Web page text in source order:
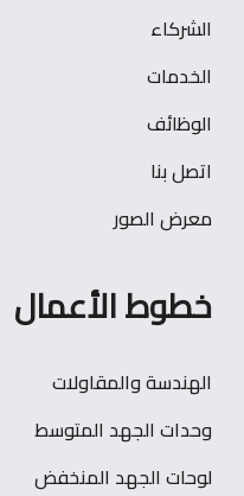
الشركاء
الخدمات
الوظائف
اتصل بنا
معرض الصور
خطوط الأعمال
الهندسة والمقاولات
وحدات الجهد المتوسط
لوحات الجهد المنخفض